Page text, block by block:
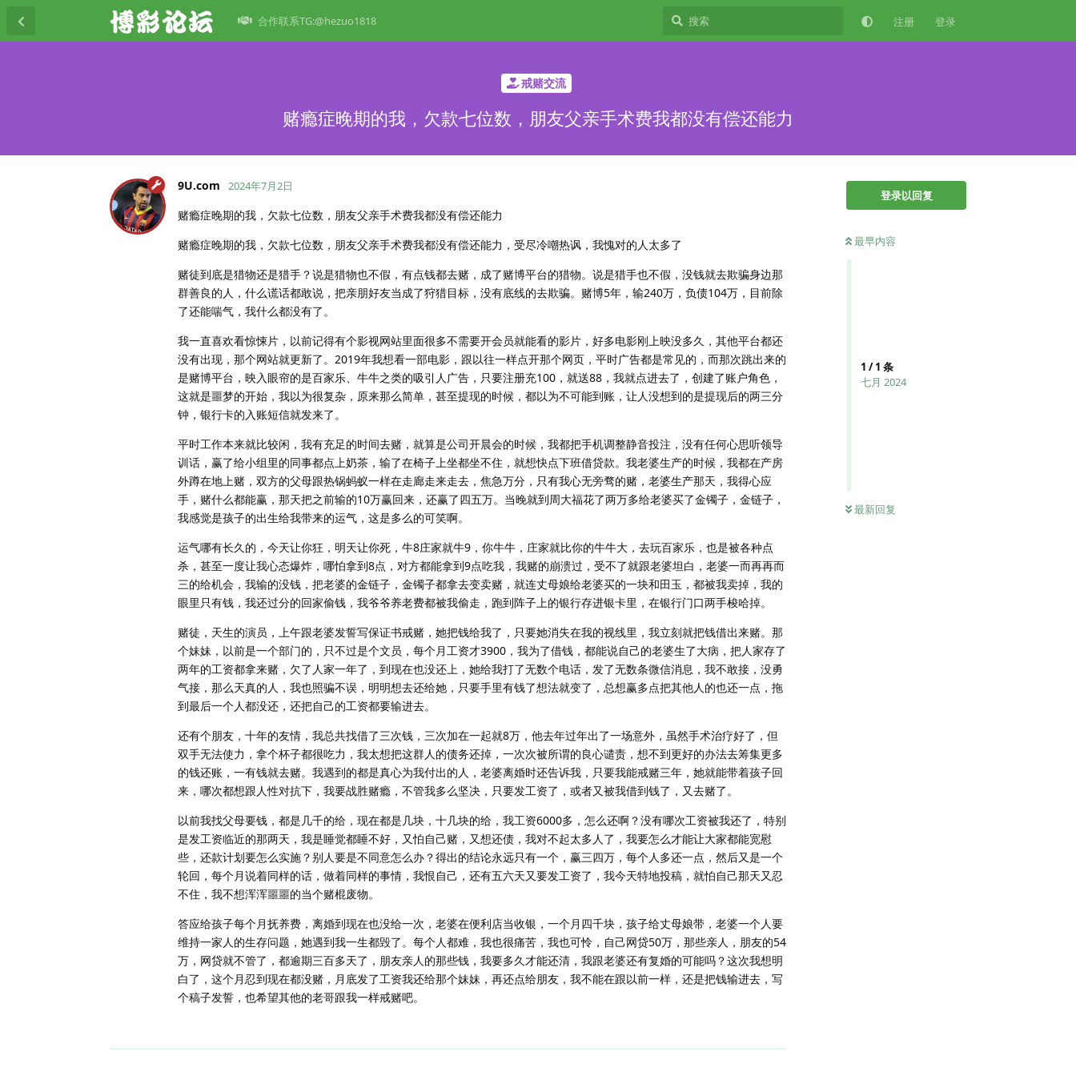
合作联系TG:@hezuo1818 注册 登录
戒赌交流
赌瘾症晚期的我，欠款七位数，朋友父亲手术费我都没有偿还能力
登录以回复
最早内容
1 /1 条
七月 2024
最新回复
9U.​com 2024年7月2日
赌瘾症晚期的我，欠款七位数，朋友父亲手术费我都没有偿还能力
赌瘾症晚期的我，欠款七位数，朋友父亲手术费我都没有偿还能力，受尽冷嘲热讽，我愧对的人太多了
赌徒到底是猎物还是猎手？说是猎物也不假，有点钱都去赌，成了赌博平台的猎物。说是猎手也不假，没钱就去欺骗身边那
群善良的人，什么谎话都敢说，把亲朋好友当成了狩猎目标，没有底线的去欺骗。赌博5年，输240万，负债104万，目前除
了还能喘气，我什么都没有了。
我一直喜欢看惊悚片，以前记得有个影视网站里面很多不需要开会员就能看的影片，好多电影刚上映没多久，其他平台都还
没有出现，那个网站就更新了。2019年我想看一部电影，跟以往一样点开那个网页，平时广告都是常见的，而那次跳出来的
是赌博平台，映入眼帘的是百家乐、牛牛之类的吸引人广告，只要注册充100，就送88，我就点进去了，创建了账户角色，
这就是噩梦的开始，我以为很复杂，原来那么简单，甚至提现的时候，都以为不可能到账，让人没想到的是提现后的两三分
钟，银行卡的入账短信就发来了。
平时工作本来就比较闲，我有充足的时间去赌，就算是公司开晨会的时候，我都把手机调整静音投注，没有任何心思听领导
训话，赢了给小组里的同事都点上奶茶，输了在椅子上坐都坐不住，就想快点下班借贷款。我老婆生产的时候，我都在产房
外蹲在地上赌，双方的父母跟热锅蚂蚁一样在走廊走来走去，焦急万分，只有我心无旁骛的赌，老婆生产那天，我得心应
手，赌什么都能赢，那天把之前输的10万赢回来，还赢了四五万。当晚就到周大福花了两万多给老婆买了金镯子，金链子，
我感觉是孩子的出生给我带来的运气，这是多么的可笑啊。
运气哪有长久的，今天让你狂，明天让你死，牛8庄家就牛9，你牛牛，庄家就比你的牛牛大，去玩百家乐，也是被各种点
杀，甚至一度让我心态爆炸，哪怕拿到8点，对方都能拿到9点吃我，我赌的崩溃过，受不了就跟老婆坦白，老婆一而再再而
三的给机会，我输的没钱，把老婆的金链子，金镯子都拿去变卖赌，就连丈母娘给老婆买的一块和田玉，都被我卖掉，我的
眼里只有钱，我还过分的回家偷钱，我爷爷养老费都被我偷走，跑到阵子上的银行存进银卡里，在银行门口两手梭哈掉。
赌徒，天生的演员，上午跟老婆发誓写保证书戒赌，她把钱给我了，只要她消失在我的视线里，我立刻就把钱借出来赌。那
个妹妹，以前是一个部门的，只不过是个文员，每个月工资才3900，我为了借钱，都能说自己的老婆生了大病，把人家存了
两年的工资都拿来赌，欠了人家一年了，到现在也没还上，她给我打了无数个电话，发了无数条微信消息，我不敢接，没勇
气接，那么天真的人，我也照骗不误，明明想去还给她，只要手里有钱了想法就变了，总想赢多点把其他人的也还一点，拖
到最后一个人都没还，还把自己的工资都要输进去。
还有个朋友，十年的友情，我总共找借了三次钱，三次加在一起就8万，他去年过年出了一场意外，虽然手术治疗好了，但
双手无法使力，拿个杯子都很吃力，我太想把这群人的债务还掉，一次次被所谓的良心谴责，想不到更好的办法去筹集更多
的钱还账，一有钱就去赌。我遇到的都是真心为我付出的人，老婆离婚时还告诉我，只要我能戒赌三年，她就能带着孩子回
来，哪次都想跟人性对抗下，我要战胜赌瘾，不管我多么坚决，只要发工资了，或者又被我借到钱了，又去赌了。
以前我找父母要钱，都是几千的给，现在都是几块，十几块的给，我工资6000多，怎么还啊？没有哪次工资被我还了，特别
是发工资临近的那两天，我是睡觉都睡不好，又怕自己赌，又想还债，我对不起太多人了，我要怎么才能让大家都能宽慰
些，还款计划要怎么实施？别人要是不同意怎么办？得出的结论永远只有一个，赢三四万，每个人多还一点，然后又是一个
轮回，每个月说着同样的话，做着同样的事情，我恨自己，还有五六天又要发工资了，我今天特地投稿，就怕自己那天又忍
不住，我不想浑浑噩噩的当个赌棍废物。
答应给孩子每个月抚养费，离婚到现在也没给一次，老婆在便利店当收银，一个月四千块，孩子给丈母娘带，老婆一个人要
维持一家人的生存问题，她遇到我一生都毁了。每个人都难，我也很痛苦，我也可怜，自己网贷50万，那些亲人，朋友的54
万，网贷就不管了，都逾期三百多天了，朋友亲人的那些钱，我要多久才能还清，我跟老婆还有复婚的可能吗？这次我想明
白了，这个月忍到现在都没赌，月底发了工资我还给那个妹妹，再还点给朋友，我不能在跟以前一样，还是把钱输进去，写
个稿子发誓，也希望其他的老哥跟我一样戒赌吧。